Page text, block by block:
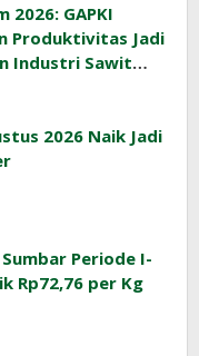
2026: GAPKI
Produktivitas Jadi
Industri Sawit
2026 Naik Jadi
Periode I-
Rp72,76 per Kg